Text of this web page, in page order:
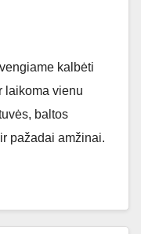
kalbėti
laikoma vienu
baltos
pažadai amžinai.